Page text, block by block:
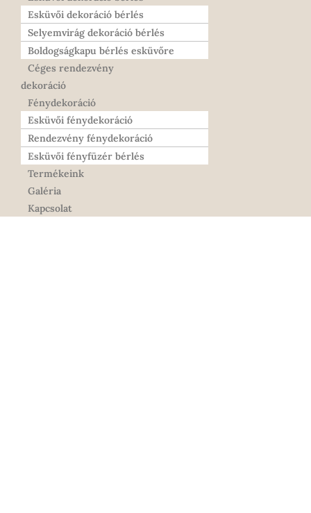
Esküvői dekoráció bérlés
Selyemvirág dekoráció bérlés
Boldogságkapu bérlés esküvőre
Céges rendezvény
dekoráció
Fénydekoráció
Esküvői fénydekoráció
Rendezvény fénydekoráció
Esküvői fényfüzér bérlés
Termékeink
Galéria
Kapcsolat